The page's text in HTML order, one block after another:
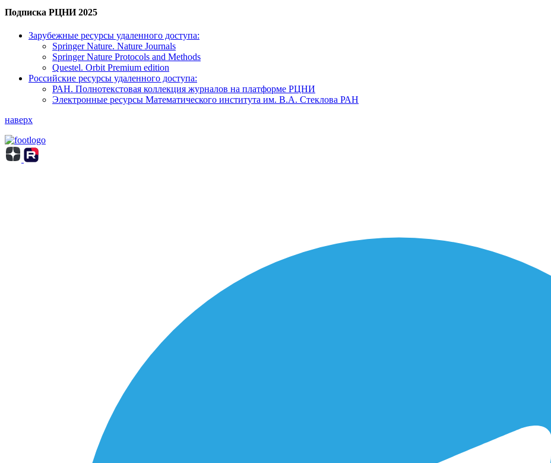
Подписка РЦНИ 2025
Зарубежные ресурсы удаленного доступа:
Springer Nature. Nature Journals
Springer Nature Protocols and Methods
Questel. Orbit Premium edition
Российские ресурсы удаленного доступа:
РАН. Полнотекстовая коллекция журналов на платформе РЦНИ
Электронные ресурсы Математического института им. В.А. Стеклова РАН
наверх